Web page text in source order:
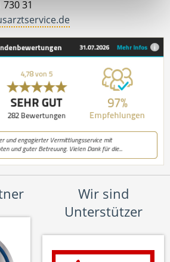
730 31
Wir sind
Unterstützer